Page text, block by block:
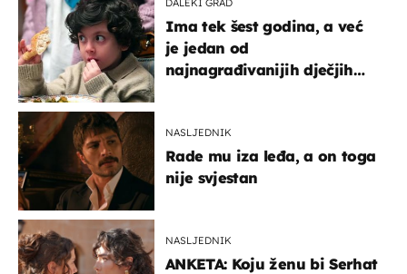
Ima tek šest godina, a već
je jedan od
najnagrađivanijih dječjih
NASLJEDNIK
Rade mu iza leđa, a on toga
nije svjestan
NASLJEDNIK
ANKETA: Koju ženu bi Serhat